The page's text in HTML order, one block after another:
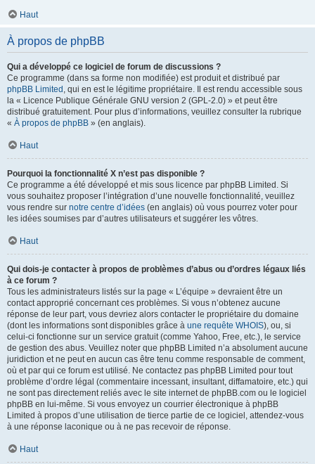
Haut
À propos de phpBB
Qui a développé ce logiciel de forum de discussions ?
Ce programme (dans sa forme non modifiée) est produit et distribué par
phpBB Limited , qui en est le légitime propriétaire. Il est rendu accessible sous
la « Licence Publique Générale GNU version 2 (GPL-2.0) » et peut être
distribué gratuitement. Pour plus d’informations, veuillez consulter la rubrique
« À propos de phpBB » (en anglais).
Haut
Pourquoi la fonctionnalité X n’est pas disponible ?
Ce programme a été développé et mis sous licence par phpBB Limited. Si
vous souhaitez proposer l’intégration d’une nouvelle fonctionnalité, veuillez
vous rendre sur notre centre d’idées (en anglais) où vous pourrez voter pour
les idées soumises par d’autres utilisateurs et suggérer les vôtres.
Haut
Qui dois-je contacter à propos de problèmes d’abus ou d’ordres légaux liés
à ce forum ?
Tous les administrateurs listés sur la page « L’équipe » devraient être un
contact approprié concernant ces problèmes. Si vous n’obtenez aucune
réponse de leur part, vous devriez alors contacter le propriétaire du domaine
(dont les informations sont disponibles grâce à une requête WHOIS), ou, si
celui-ci fonctionne sur un service gratuit (comme Yahoo, Free, etc.), le service
de gestion des abus. Veuillez noter que phpBB Limited n’a absolument aucune
juridiction et ne peut en aucun cas être tenu comme responsable de comment,
où et par qui ce forum est utilisé. Ne contactez pas phpBB Limited pour tout
problème d’ordre légal (commentaire incessant, insultant, diffamatoire, etc.) qui
ne sont pas directement reliés avec le site internet de phpBB.com ou le logiciel
phpBB en lui-même. Si vous envoyez un courrier électronique à phpBB
Limited à propos d’une utilisation de tierce partie de ce logiciel, attendez-vous
à une réponse laconique ou à ne pas recevoir de réponse.
Haut